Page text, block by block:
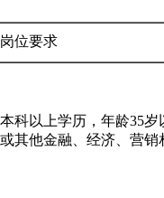
岗位要求
本科以上学历，年龄35
或其他金融、经济、营